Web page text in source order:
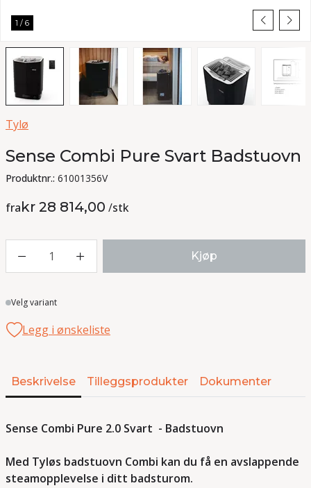
1 / 6
Tylø
Sense Combi Pure Svart Badstuovn
Produktnr.: 61001356V
frakr 28 814,00 /stk
1 Kjøp
Lager
Velg variant
Legg i ønskeliste
Beskrivelse Tilleggsprodukter Dokumenter
Sense Combi Pure 2.0 Svart - Badstuovn
Med Tyløs badstuovn Combi kan du få en avslappende
steamopplevelse i ditt badsturom.